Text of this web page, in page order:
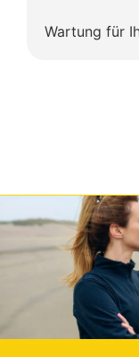
Wartung für